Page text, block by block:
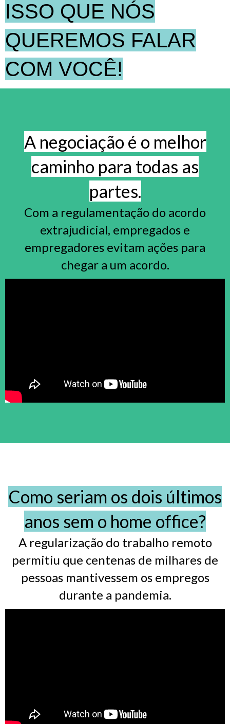
ISSO QUE NÓS
QUEREMOS FALAR
COM VOCÊ!
A negociação é o melhor
caminho para todas as
partes.
Com a regulamentação do acordo
extrajudicial, empregados e
empregadores evitam ações para
chegar a um acordo.
Como seriam os dois últimos
anos sem o home office?
A regularização do trabalho remoto
permitiu que centenas de milhares de
pessoas mantivessem os empregos
durante a pandemia.